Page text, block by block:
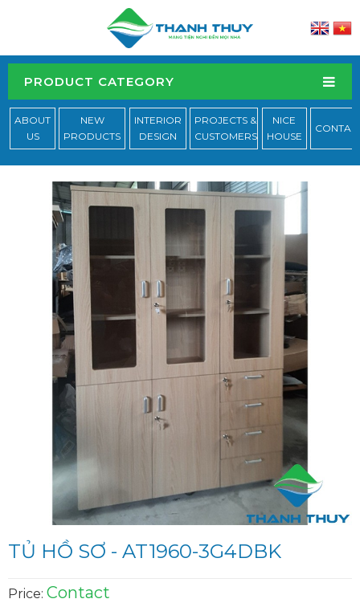
PRODUCT CATEGORY
ABOUT
US
NEW
PRODUCTS
INTERIOR
DESIGN
PROJECTS &
CUSTOMERS
NICE
HOUSE
TỦ HỒ SƠ - AT1960-3G4DBK
Price: Contact